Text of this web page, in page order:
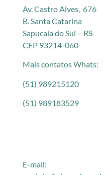
Av. Castro Alves, 676
B. Santa Catarina
Sapucaia do Sul – RS
CEP 93214-060
Mais contatos Whats:
(51) 989215120
(51) 989183529
E-mail: